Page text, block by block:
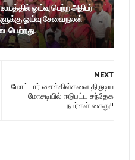
ஓய்வு பெற்ற அதிபர்
ஓய்வு சேவைநலன்
NEXT
மோட்டார் சைக்கிள்களை திருடிய
மோசடியில் ஈடுபட்ட சந்தேக
நபர்கள் கைது!!